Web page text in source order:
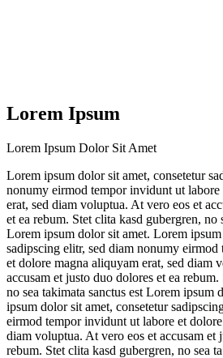
Lorem Ipsum
Lorem Ipsum Dolor Sit Amet
Lorem ipsum dolor sit amet, consetetur
nonumy eirmod tempor invidunt ut
erat, sed diam voluptua. At vero eos et
et ea rebum. Stet clita kasd gubergren, no
Lorem ipsum dolor sit amet. Lorem
sadipscing elitr, sed diam nonumy
et dolore magna aliquyam erat, sed diam
accusam et justo duo dolores et ea
no sea takimata sanctus est Lorem ipsum
ipsum dolor sit amet, consetetur
eirmod tempor invidunt ut labore et
diam voluptua. At vero eos et accusam et
rebum. Stet clita kasd gubergren, no sea ta